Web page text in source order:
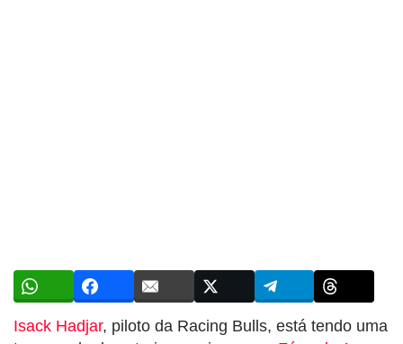
Isack Hadjar, piloto da Racing Bulls, está tendo uma